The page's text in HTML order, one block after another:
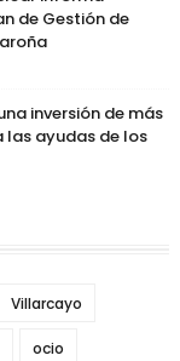
de Gestión de
inversión de más
las ayudas de los
Villarcayo
ocio